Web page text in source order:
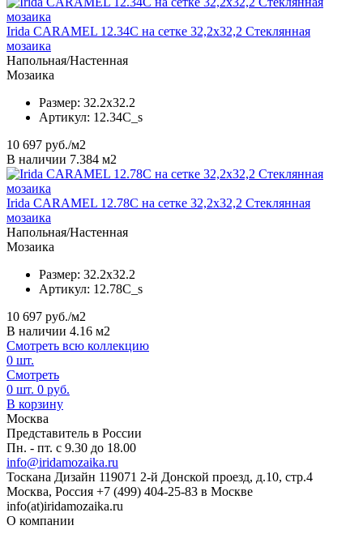
Irida CARAMEL 12.34C на сетке 32,2x32,2 Стеклянная
мозаика
Напольная/Настенная
Мозаика
Размер: 32.2x32.2
Артикул: 12.34C_s
10 697 руб./м2
В наличии 7.384 м2
Irida CARAMEL 12.78C на сетке 32,2x32,2 Стеклянная
мозаика
Напольная/Настенная
Мозаика
Размер: 32.2x32.2
Артикул: 12.78C_s
10 697 руб./м2
В наличии 4.16 м2
Смотреть всю коллекцию
0 шт.
Смотреть
0 шт. 0 руб.
В корзину
Москва
Представитель в России
Пн. - пт. с 9.30 до 18.00
info@iridamozaika.ru
Тоскана Дизайн 119071 2-й Донской проезд, д.10, стр.4
Москва, Россия +7 (499) 404-25-83 в Москве
info(at)iridamozaika.ru
О компании